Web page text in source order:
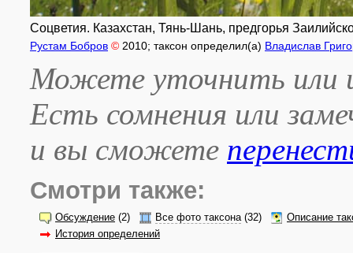
Соцветия. Казахстан, Тянь-Шань, предгорья
Рустам Бобров © 2010; таксон определил(а) Владислав
Можете уточнить или
Есть сомнения или
и вы сможете
Смотри также:
Обсуждение (2) Все фото таксона(32)
Описание
История определений